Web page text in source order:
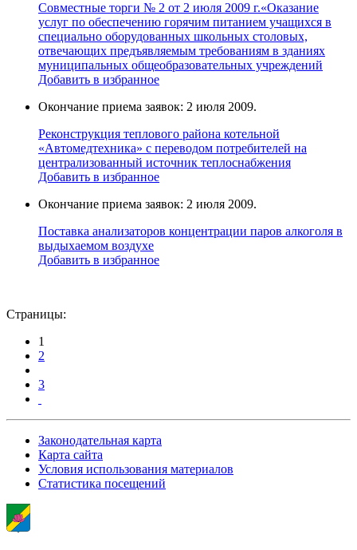
Совместные торги № 2 от 2 июля 2009 г.«Оказание
услуг по обеспечению горячим питанием учащихся в
специально оборудованных школьных столовых,
отвечающих предъявляемым требованиям в зданиях
муниципальных общеобразовательных учреждений
Добавить в избранное
Окончание приема заявок: 2 июля 2009.
Реконструкция теплового района котельной
«Автомедтехника» с переводом потребителей на
централизованный источник теплоснабжения
Добавить в избранное
Окончание приема заявок: 2 июля 2009.
Поставка анализаторов концентрации паров алкоголя в
выдыхаемом воздухе
Добавить в избранное
Страницы:
1
2
3
Законодательная карта
Карта сайта
Условия использования материалов
Статистика посещений